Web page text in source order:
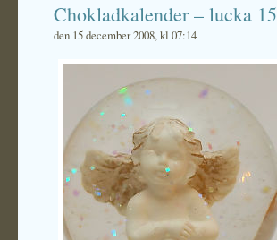
Chokladkalender – lucka 15
den 15 december 2008, kl 07:14